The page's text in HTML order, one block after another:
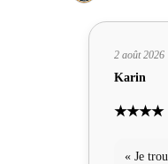
2 août 2026
Karin
★★★★
« Je